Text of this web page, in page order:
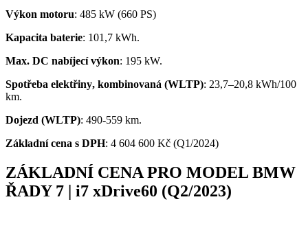
Výkon motoru: 485 kW (660 PS)
Kapacita baterie: 101,7 kWh.
Max. DC nabíjecí výkon: 195 kW.
Spotřeba elektřiny, kombinovaná (WLTP): 23,7–20,8 kWh/100
km.
Dojezd (WLTP): 490-559 km.
Základní cena s DPH: 4 604 600 Kč (Q1/2024)
ZÁKLADNÍ CENA PRO MODEL BMW
ŘADY 7 | i7 xDrive60 (Q2/2023)